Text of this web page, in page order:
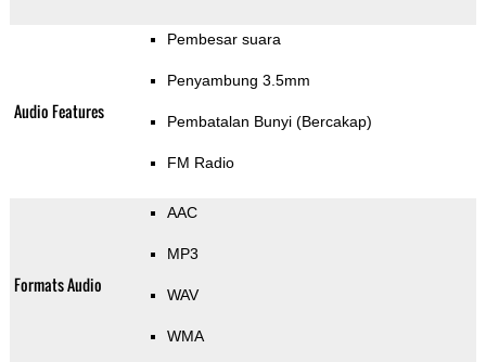
Audio Features
Pembesar suara
Penyambung 3.5mm
Pembatalan Bunyi (Bercakap)
FM Radio
Formats Audio
AAC
MP3
WAV
WMA